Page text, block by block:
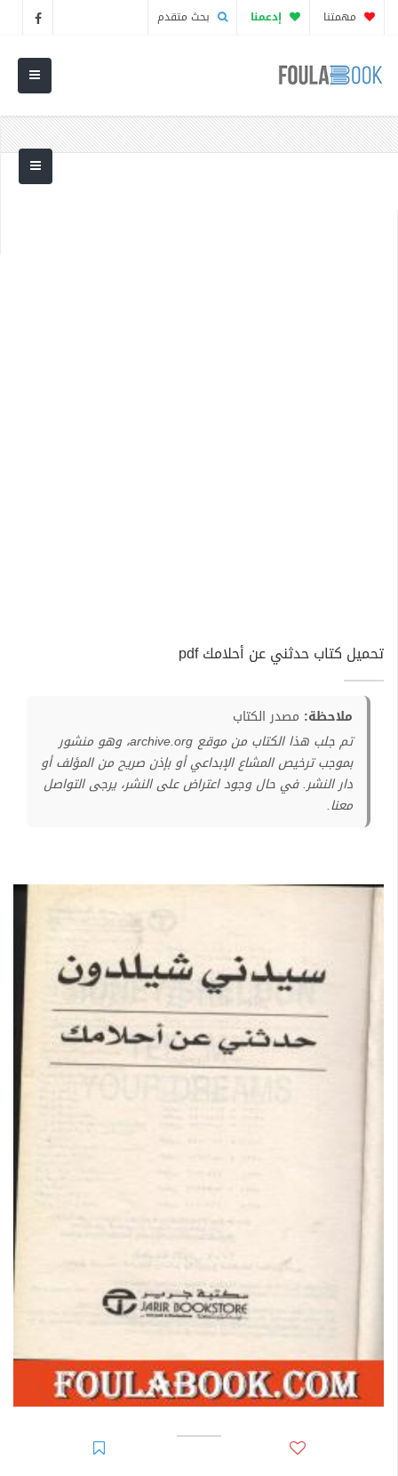
مهمتنا إدعمنا بحث متقدم
تحميل كتاب حدثني عن أحلامك pdf
ملاحظة: مصدر الكتاب
تم جلب هذا الكتاب من موقع archive.org، وهو منشور
بموجب ترخيص المشاع الإبداعي أو بإذن صريح من المؤلف أو
دار النشر. في حال وجود اعتراض على النشر، يرجى التواصل
معنا.